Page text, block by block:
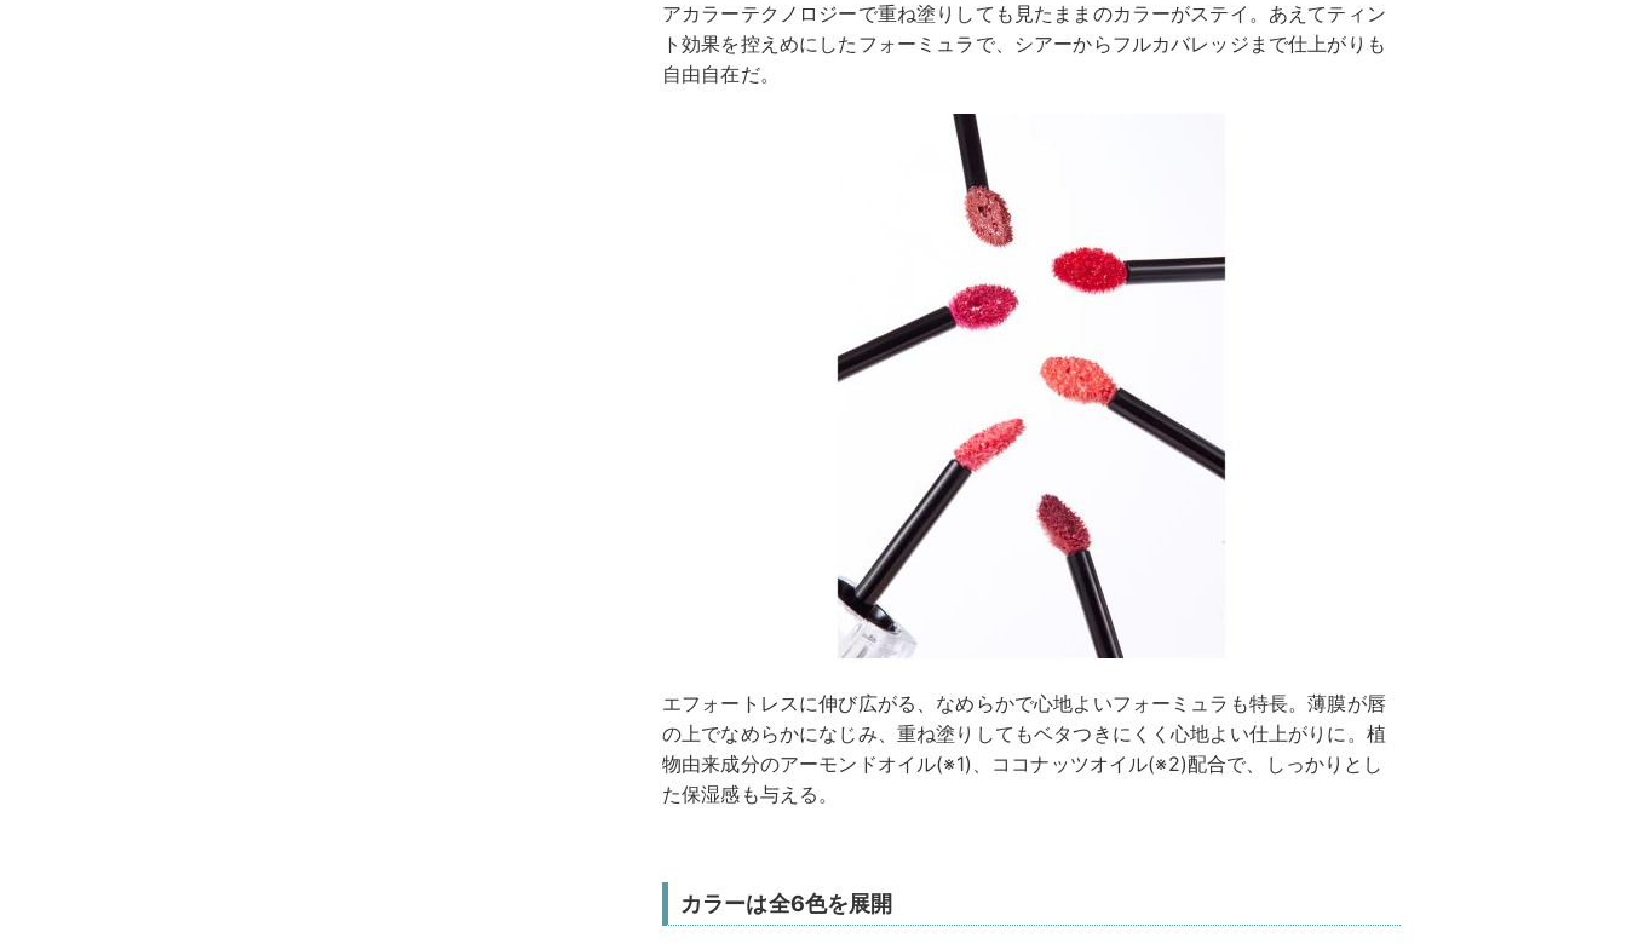
アカラーテクノロジーで重ね塗りしても見たままのカラーがステイ。あえてティン
ト効果を控えめにしたフォーミュラで、シアーからフルカバレッジまで仕上がりも
自由自在だ。
エフォートレスに伸び広がる、なめらかで心地よいフォーミュラも特長。薄膜が唇
の上でなめらかになじみ、重ね塗りしてもベタつきにくく心地よい仕上がりに。植
物由来成分のアーモンドオイル(※1)、ココナッツオイル(※2)配合で、しっかりとし
た保湿感も与える。
カラーは全6色を展開